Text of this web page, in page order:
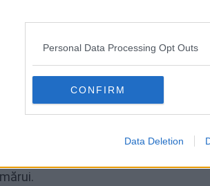
Personal Data Processing Opt Outs
CONFIRM
Data Deletion
pe margini. Este mai bine să
decât să înghesuiți prea
relativ ridicată
la o temperatură de 220 de
crocante, aurii.
mai mare pentru că se va arde